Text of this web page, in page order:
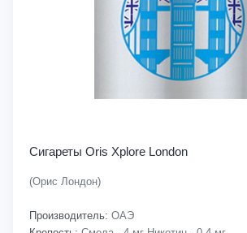
Сигареты Oris Xplore London
(Орис Лондон)
Производитель: ОАЭ